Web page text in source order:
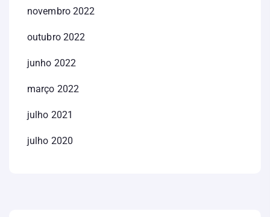
novembro 2022
outubro 2022
junho 2022
março 2022
julho 2021
julho 2020